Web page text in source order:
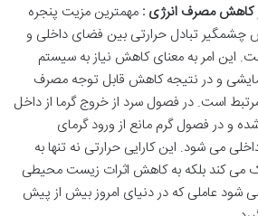
کاهش مصرف انرژی : مهمترین مزیت پنجره
چشمگیر تبادل حرارتی بین فضای داخلی و
. این امربه معنای کاهش نیازبه سیستم
ودر نتیجه کاهش قابل توجه مصرف
است. در فصول سرد ازخروج گرما ازداخل
ودر فصول گرم مانع از ورود گرمای
می شود. این کارایی حرارتی نه تنهابه
می کندبلکه به کاهش اثرات زیست محیطی
شود عاملی که دردنیای امروزبیش از پیش